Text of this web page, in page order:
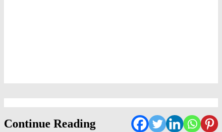
Continue Reading